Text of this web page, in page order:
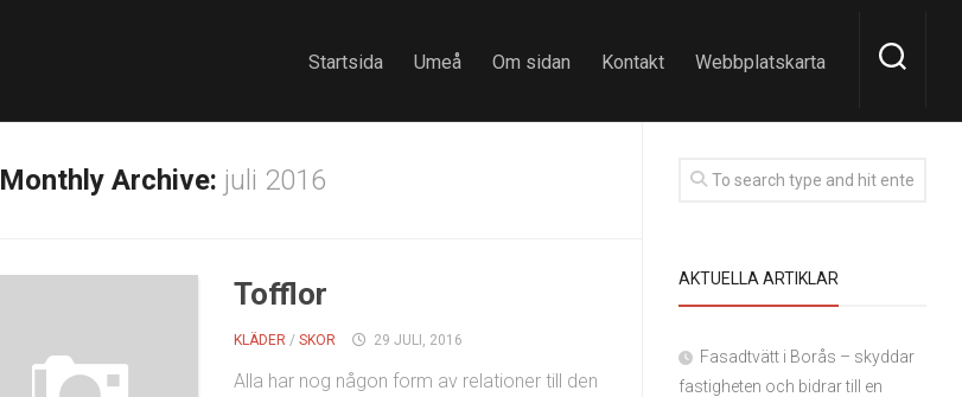
Startsida Umeå Om sidan Kontakt Webbplatskarta
Monthly Archive: juli 2016
Tofflor
KLÄDER /SKOR 29 JULI, 2016
Alla har nog någon form av relationer till den
AKTUELLA ARTIKLAR
Fasadtvätt i Borås – skyddar
fastigheten och bidrar till en